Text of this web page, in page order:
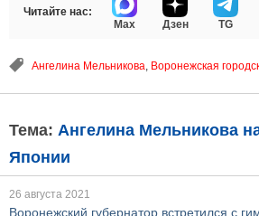
Читайте нас:
Max
Дзен TG
Ангелина Мельникова Воронежская
Тема: Ангелина Мельникова
Японии
26 августа 2021
Воронежский губернатор встретился с